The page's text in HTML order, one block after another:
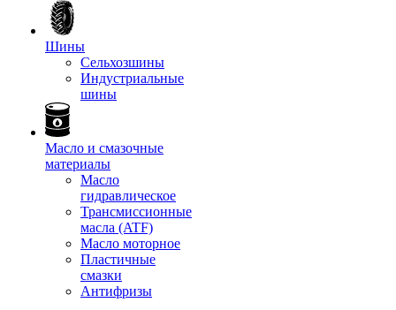
Шины
Сельхозшины
Индустриальные
шины
Масло и смазочные
материалы
Масло
гидравлическое
Трансмиссионные
масла (ATF)
Масло моторное
Пластичные
смазки
Антифризы